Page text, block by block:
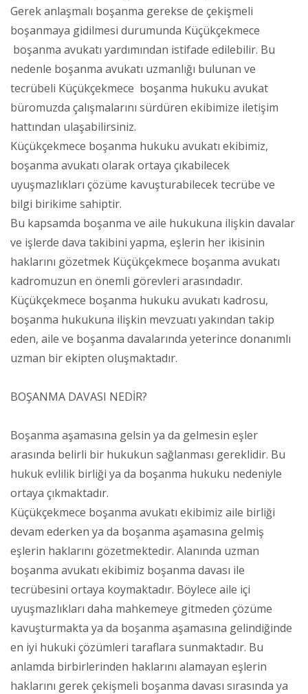
Gerek anlaşmalı boşanma gerekse de çekişmeli
boşanmaya gidilmesi durumunda Küçükçekmece
boşanma avukatı yardımından istifade edilebilir. Bu
nedenle boşanma avukatı uzmanlığı bulunan ve
tecrübeli Küçükçekmece boşanma hukuku avukat
büromuzda çalışmalarını sürdüren ekibimize iletişim
hattından ulaşabilirsiniz.
Küçükçekmece boşanma hukuku avukatı ekibimiz,
boşanma avukatı olarak ortaya çıkabilecek
uyuşmazlıkları çözüme kavuşturabilecek tecrübe ve
bilgi birikime sahiptir.
Bu kapsamda boşanma ve aile hukukuna ilişkin davalar
ve işlerde dava takibini yapma, eşlerin her ikisinin
haklarını gözetmek Küçükçekmece boşanma avukatı
kadromuzun en önemli görevleri arasındadır.
Küçükçekmece boşanma hukuku avukatı kadrosu,
boşanma hukukuna ilişkin mevzuatı yakından takip
eden, aile ve boşanma davalarında yeterince donanımlı
uzman bir ekipten oluşmaktadır.
BOŞANMA DAVASI NEDİR?
Boşanma aşamasına gelsin ya da gelmesin eşler
arasında belirli bir hukukun sağlanması gereklidir. Bu
hukuk evlilik birliği ya da boşanma hukuku nedeniyle
ortaya çıkmaktadır.
Küçükçekmece boşanma avukatı ekibimiz aile birliği
devam ederken ya da boşanma aşamasına gelmiş
eşlerin haklarını gözetmektedir. Alanında uzman
boşanma avukatı ekibimiz boşanma davası ile
tecrübesini ortaya koymaktadır. Böylece aile içi
uyuşmazlıkları daha mahkemeye gitmeden çözüme
kavuşturmakta ya da boşanma aşamasına gelindiğinde
en iyi hukuki çözümleri taraflara sunmaktadır. Bu
anlamda birbirlerinden haklarını alamayan eşlerin
haklarını gerek çekişmeli boşanma davası sırasında ya